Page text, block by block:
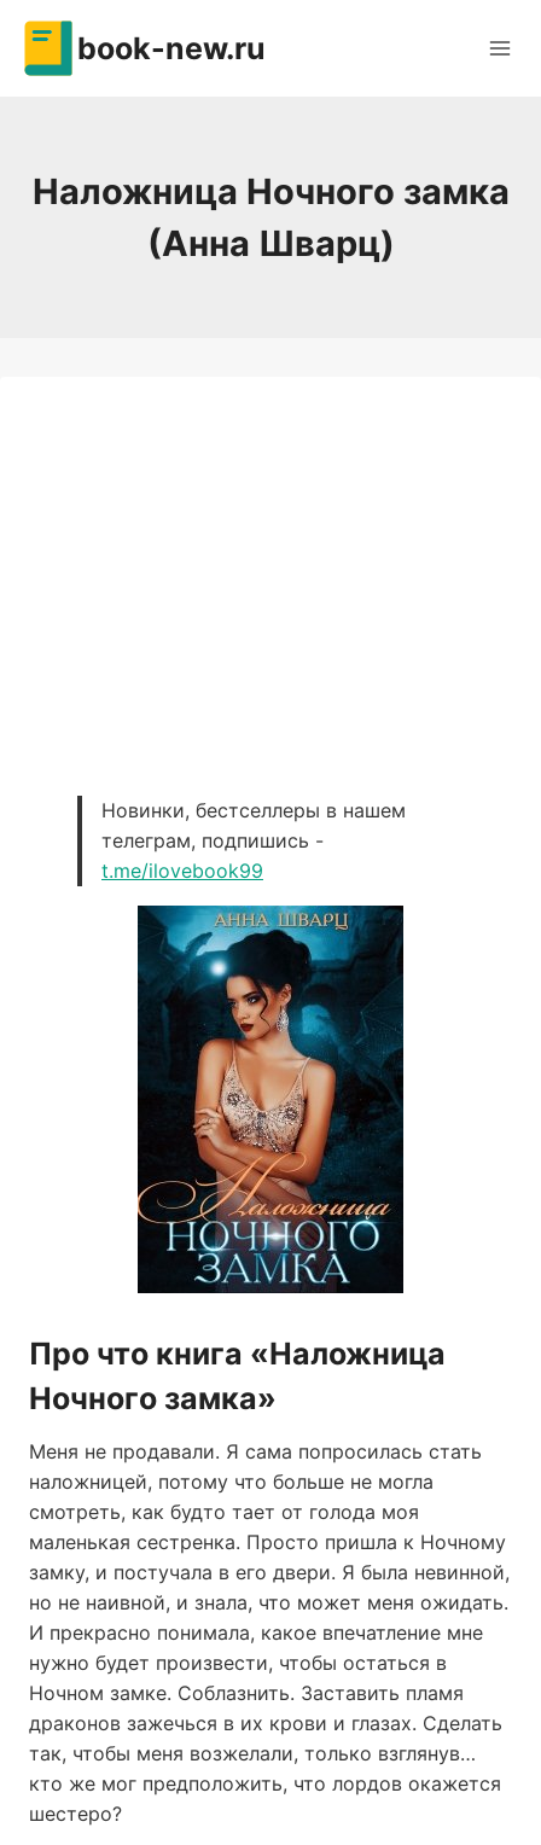
Перейти
содержимому
book-new.ru
Наложница Ночного замка
(Анна Шварц)
Новинки, бестселлеры в нашем
телеграм, подпишись -
t.me/ilovebook99
Про что книга «Наложница
Ночного замка»
Меня не продавали. Я сама попросилась стать
наложницей, потому что больше не могла
смотреть, как будто тает от голода моя
маленькая сестренка. Просто пришла к Ночному
замку, и постучала в его двери. Я была невинной,
но не наивной, и знала, что может меня ожидать.
И прекрасно понимала, какое впечатление мне
нужно будет произвести, чтобы остаться в
Ночном замке. Соблазнить. Заставить пламя
драконов зажечься в их крови и глазах. Сделать
так, чтобы меня возжелали, только взглянув…
кто же мог предположить, что лордов окажется
шестеро?